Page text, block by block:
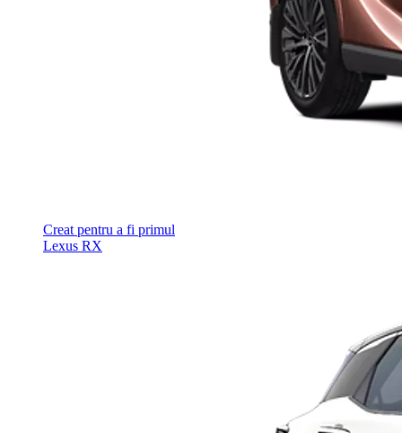
Creat pentru a fi primul
Lexus RX